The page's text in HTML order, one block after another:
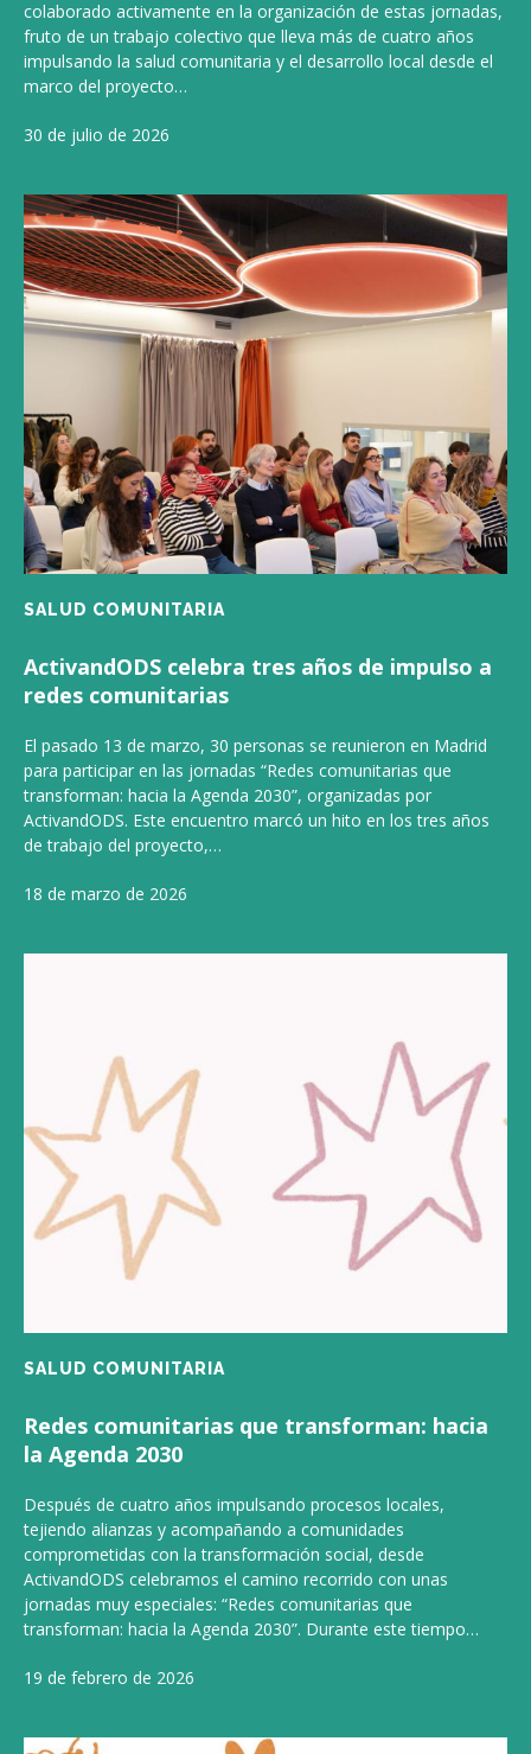
colaborado activamente en la organización de estas jornadas,
fruto de un trabajo colectivo que lleva más de cuatro años
impulsando la salud comunitaria y el desarrollo local desde el
marco del proyecto…
30 de julio de 2026
SALUD COMUNITARIA
ActivandODS celebra tres años de impulso a
redes comunitarias
El pasado 13 de marzo, 30 personas se reunieron en Madrid
para participar en las jornadas “Redes comunitarias que
transforman: hacia la Agenda 2030”, organizadas por
ActivandODS. Este encuentro marcó un hito en los tres años
de trabajo del proyecto,…
18 de marzo de 2026
SALUD COMUNITARIA
Redes comunitarias que transforman: hacia
la Agenda 2030
Después de cuatro años impulsando procesos locales,
tejiendo alianzas y acompañando a comunidades
comprometidas con la transformación social, desde
ActivandODS celebramos el camino recorrido con unas
jornadas muy especiales: “Redes comunitarias que
transforman: hacia la Agenda 2030”. Durante este tiempo…
19 de febrero de 2026